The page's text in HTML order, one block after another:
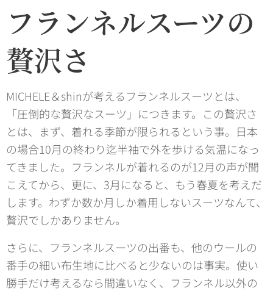
フランネルスーツの
贅沢さ
MICHELE＆shinが考えるフランネルスーツとは、
「圧倒的な贅沢なスーツ」につきます。この贅沢さ
とは、まず、着れる季節が限られるという事。日本
の場合10月の終わり迄半袖で外を歩ける気温になっ
てきました。フランネルが着れるのが12月の声が聞
こえてから、更に、3月になると、もう春夏を考えだ
します。わずか数か月しか着用しないスーツなんて、
贅沢でしかありません。
さらに、フランネルスーツの出番も、他のウールの
番手の細い布生地に比べると少ないのは事実。使い
勝手だけ考えるなら間違いなく、フランネル以外の